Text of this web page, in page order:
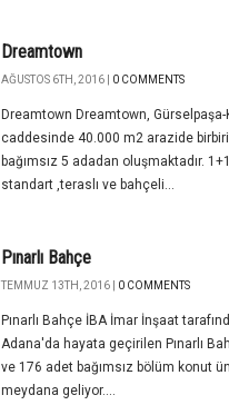
Dreamtown
AĞUSTOS 6TH, 2016 | 0 COMMENTS
Dreamtown Dreamtown, Gürselpaşa-
caddesinde 40.000 m2 arazide
bağımsız 5 adadan oluşmaktadır.
standart ,teraslı ve bahçeli...
Pınarlı Bahçe
TEMMUZ 13TH, 2016 | 0 COMMENTS
Pınarlı Bahçe İBA İmar İnşaat
Adana'da hayata geçirilen Pınarlı
ve 176 adet bağımsız bölüm konut
meydana geliyor....